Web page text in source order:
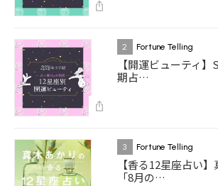
2 Fortune Telling
【開運ビューティ
期占…
3 Fortune Telling
【香る12星座占い
「8月の…